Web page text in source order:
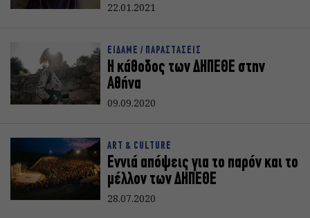
22.01.2021
ΕΙΔΑΜΕ / ΠΑΡΑΣΤΑΣΕΙΣ
Η κάθοδος των ΔΗΠΕΘΕ στην
Αθήνα
09.09.2020
ART & CULTURE
Εννιά απόψεις για το παρόν και το
μέλλον των ΔΗΠΕΘΕ
28.07.2020